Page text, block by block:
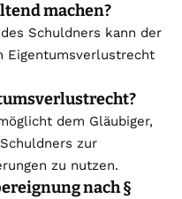
machen?
Schuldners kann der
Eigentumsverlustrecht
dem Gläubiger,
zur
zu nutzen.
nach §